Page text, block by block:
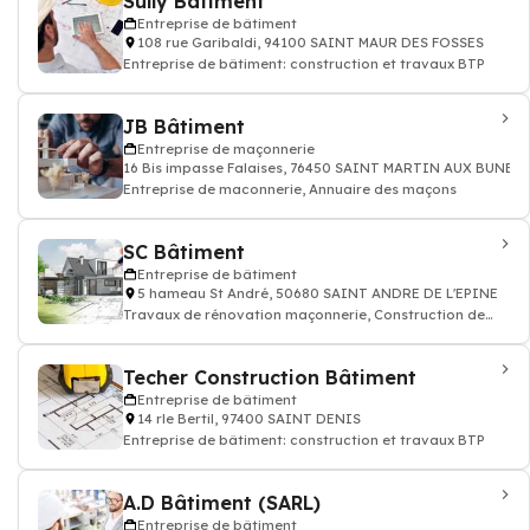
Entreprise de bâtiment
108 rue Garibaldi, 94100 SAINT MAUR DES FOSSES
Entreprise de bâtiment: construction et travaux BTP
JB Bâtiment
Entreprise de maçonnerie
16 Bis impasse Falaises, 76450 SAINT MARTIN AUX
Entreprise de maconnerie, Annuaire des maçons
SC Bâtiment
Entreprise de bâtiment
5 hameau St André, 50680 SAINT ANDRE DE L'EPINE
Travaux de rénovation maçonnerie, Construction de
Techer Construction Bâtiment
Entreprise de bâtiment
14 rle Bertil, 97400 SAINT DENIS
Entreprise de bâtiment: construction et travaux BTP
A.D Bâtiment (SARL)
Entreprise de bâtiment